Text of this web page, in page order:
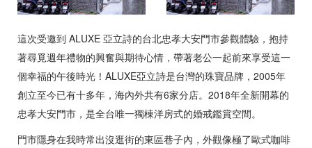
這次受邀到 ALUXE 亞立詩的台北忠孝大安門市參觀體驗，抱持
著尋覓週年禮物的興奮與期待心情，帶著老公一起前來享受這一
個幸福的午後時光！ALUXE亞立詩是台灣的珠寶品牌，2005年
創立至今已有十多年，海內外共有6家分店。2018年全新開幕的
忠孝大安門市，是全台唯一獨棟洋房式的婚戒鑑賞空間。
門市隱身在我時常出沒逛街的東區巷子內，外觀像極了歐式咖啡